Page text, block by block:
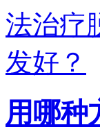
用哪种